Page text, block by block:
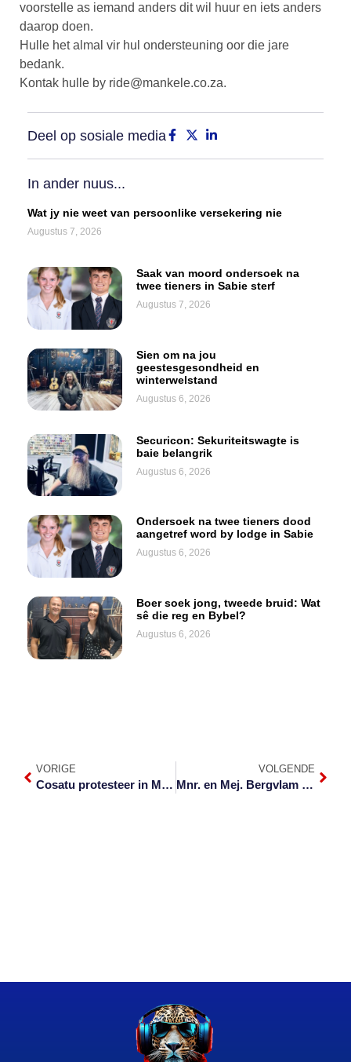
voorstelle as iemand anders dit wil huur en iets anders
daarop doen.
Hulle het almal vir hul ondersteuning oor die jare
bedank.
Kontak hulle by ride@mankele.co.za.
Deel op sosiale media
In ander nuus...
Wat jy nie weet van persoonlike versekering nie
Augustus 7, 2026
Saak van moord ondersoek na
twee tieners in Sabie sterf
Augustus 7, 2026
Sien om na jou
geestesgesondheid en
winterwelstand
Augustus 6, 2026
Securicon: Sekuriteitswagte is
baie belangrik
Augustus 6, 2026
Ondersoek na twee tieners dood
aangetref word by lodge in Sabie
Augustus 6, 2026
Boer soek jong, tweede bruid: Wat
sê die reg en Bybel?
Augustus 6, 2026
VORIGE
Cosatu protesteer in Mbombela teen ‘sinkende skip’
VOLGENDE
Mnr. en Mej. Bergvlam 2020 aangewys